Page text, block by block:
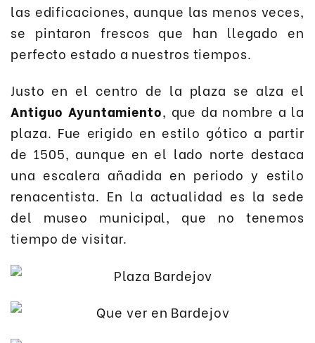
las edificaciones, aunque las menos veces,
se pintaron frescos que han llegado en
perfecto estado a nuestros tiempos.
Justo en el centro de la plaza se alza el
Antiguo Ayuntamiento, que da nombre a la
plaza. Fue erigido en estilo gótico a partir
de 1505, aunque en el lado norte destaca
una escalera añadida en periodo y estilo
renacentista. En la actualidad es la sede
del museo municipal, que no tenemos
tiempo de visitar.